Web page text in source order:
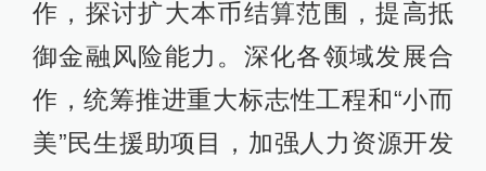
作，探讨扩大本币结算范围，提高抵
御金融风险能力。深化各领域发展合
作，统筹推进重大标志性工程和“小而
美”民生援助项目，加强人力资源开发